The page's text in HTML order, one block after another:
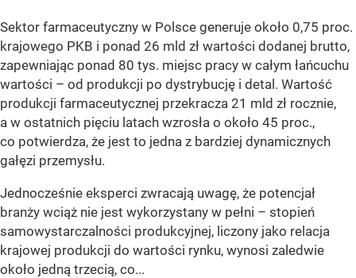
Sektor farmaceutyczny w Polsce generuje około 0,75 proc.
krajowego PKB i ponad 26 mld zł wartości dodanej brutto,
zapewniając ponad 80 tys. miejsc pracy w całym łańcuchu
wartości – od produkcji po dystrybucję i detal. Wartość
produkcji farmaceutycznej przekracza 21 mld zł rocznie,
a w ostatnich pięciu latach wzrosła o około 45 proc.,
co potwierdza, że jest to jedna z bardziej dynamicznych
gałęzi przemysłu.
Jednocześnie eksperci zwracają uwagę, że potencjał
branży wciąż nie jest wykorzystany w pełni – stopień
samowystarczalności produkcyjnej, liczony jako relacja
krajowej produkcji do wartości rynku, wynosi zaledwie
około jedną trzecią, co...